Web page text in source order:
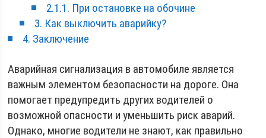
2.1.1. При остановке на обочине
3. Как выключить аварийку?
4. Заключение
Аварийная сигнализация в автомобиле является
важным элементом безопасности на дороге. Она
помогает предупредить других водителей о
возможной опасности и уменьшить риск аварий.
Однако, многие водители не знают, как правильно